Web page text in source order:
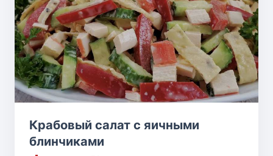
Крабовый салат с яичными
блинчиками